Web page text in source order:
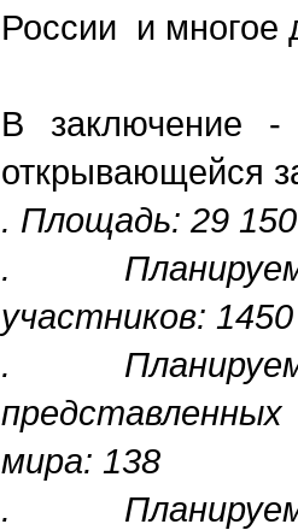
России и многое
В заключение
открывающейся
. Площадь: 29
.
участников: 1450
.
мира: 138
.